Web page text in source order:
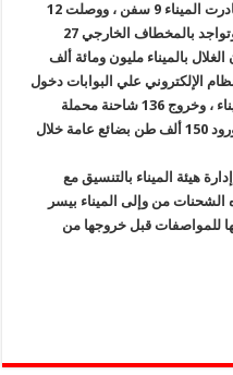
السفن المتواجدة بالميناء 120 سفينة وغادرت الميناء 9 سفن ، ووصلت 12
سفينة وتراكي على الأرصفة 50 سفينة ، وتواجد بالمخطاف الخارجي 27
مخزون الغلال بالميناء مليون ومائة ألف
النظام الإلكتروني علي البوابات دخول
وخروج 11 ألف شاحنة عامة من وإلي الميناء ، وخروج 136 شاحنة محملة
بالقمح بإجمالي 41 ألف طن ، كما سجل ورود 150 ألف طن بضائع عامة خلال
هيئة الميناء بالتنسيق مع
من وإلى الميناء بيسر
للمواصفات قبل خروجها من